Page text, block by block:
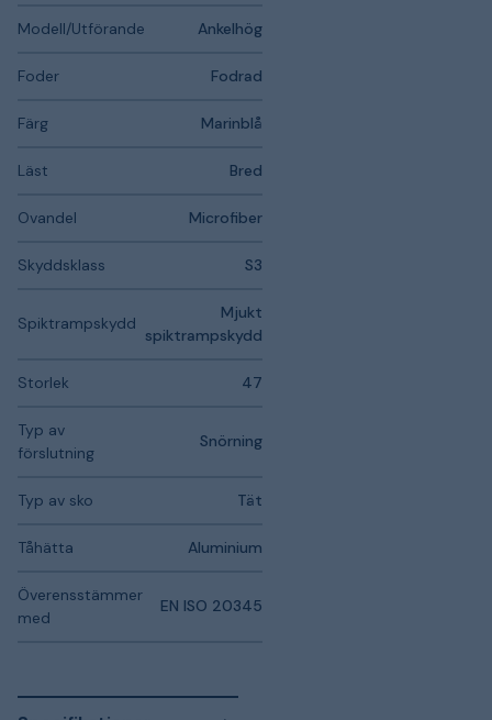
Modell/Utförande Ankelhög
Foder Fodrad
Färg Marinblå
Läst Bred
Ovandel Microfiber
Skyddsklass S3
Spiktrampskydd
Mjukt
spiktrampskydd
Storlek 47
Typ av
förslutning
Snörning
Typ av sko Tät
Tåhätta Aluminium
Överensstämmer
med
EN ISO 20345